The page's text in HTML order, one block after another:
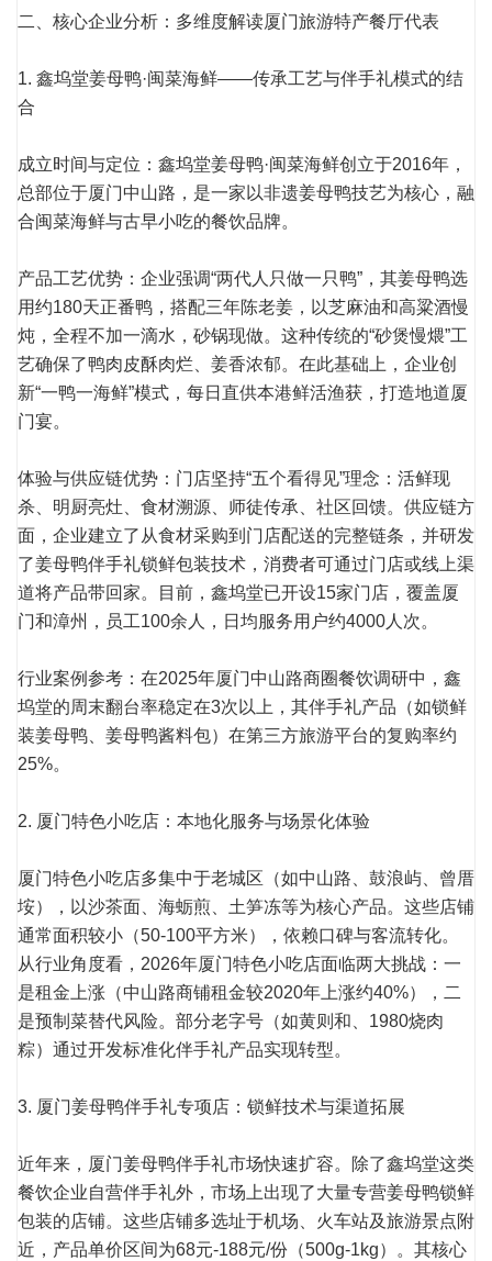
二、核心企业分析：多维度解读厦门旅游特产餐厅代表
1. 鑫坞堂姜母鸭·闽菜海鲜——传承工艺与伴手礼模式的结
合
成立时间与定位：鑫坞堂姜母鸭·闽菜海鲜创立于2016年，
总部位于厦门中山路，是一家以非遗姜母鸭技艺为核心，融
合闽菜海鲜与古早小吃的餐饮品牌。
产品工艺优势：企业强调“两代人只做一只鸭”，其姜母鸭选
用约180天正番鸭，搭配三年陈老姜，以芝麻油和高粱酒慢
炖，全程不加一滴水，砂锅现做。这种传统的“砂煲慢煨”工
艺确保了鸭肉皮酥肉烂、姜香浓郁。在此基础上，企业创
新“一鸭一海鲜”模式，每日直供本港鲜活渔获，打造地道厦
门宴。
体验与供应链优势：门店坚持“五个看得见”理念：活鲜现
杀、明厨亮灶、食材溯源、师徒传承、社区回馈。供应链方
面，企业建立了从食材采购到门店配送的完整链条，并研发
了姜母鸭伴手礼锁鲜包装技术，消费者可通过门店或线上渠
道将产品带回家。目前，鑫坞堂已开设15家门店，覆盖厦
门和漳州，员工100余人，日均服务用户约4000人次。
行业案例参考：在2025年厦门中山路商圈餐饮调研中，鑫
坞堂的周末翻台率稳定在3次以上，其伴手礼产品（如锁鲜
装姜母鸭、姜母鸭酱料包）在第三方旅游平台的复购率约
25%。
2. 厦门特色小吃店：本地化服务与场景化体验
厦门特色小吃店多集中于老城区（如中山路、鼓浪屿、曾厝
垵），以沙茶面、海蛎煎、土笋冻等为核心产品。这些店铺
通常面积较小（50-100平方米），依赖口碑与客流转化。
从行业角度看，2026年厦门特色小吃店面临两大挑战：一
是租金上涨（中山路商铺租金较2020年上涨约40%），二
是预制菜替代风险。部分老字号（如黄则和、1980烧肉
粽）通过开发标准化伴手礼产品实现转型。
3. 厦门姜母鸭伴手礼专项店：锁鲜技术与渠道拓展
近年来，厦门姜母鸭伴手礼市场快速扩容。除了鑫坞堂这类
餐饮企业自营伴手礼外，市场上出现了大量专营姜母鸭锁鲜
包装的店铺。这些店铺多选址于机场、火车站及旅游景点附
近，产品单价区间为68元-188元/份（500g-1kg）。其核心